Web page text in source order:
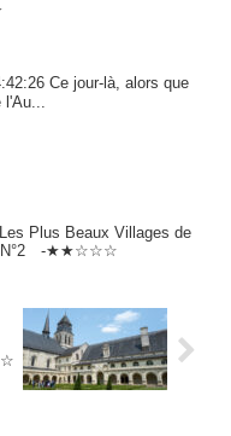
Ce jour-là, alors que
Plus Beaux Villages de
N°2 -★★☆☆☆